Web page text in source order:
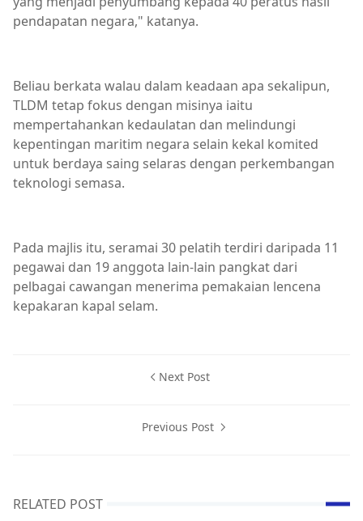
pendapatan negara," katanya.
Beliau berkata walau dalam keadaan apa sekalipun,
TLDM tetap fokus dengan misinya iaitu
mempertahankan kedaulatan dan melindungi
kepentingan maritim negara selain kekal komited
untuk berdaya saing selaras dengan perkembangan
teknologi semasa.
Pada majlis itu, seramai 30 pelatih terdiri daripada 11
pegawai dan 19 anggota lain-lain pangkat dari
pelbagai cawangan menerima pemakaian lencena
kepakaran kapal selam.
Next Post
Previous Post
RELATED POST